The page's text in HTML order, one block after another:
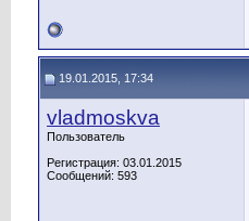
19.01.2015, 17:34
vladmoskva
Пользователь
Регистрация: 03.01.2015
Сообщений: 593